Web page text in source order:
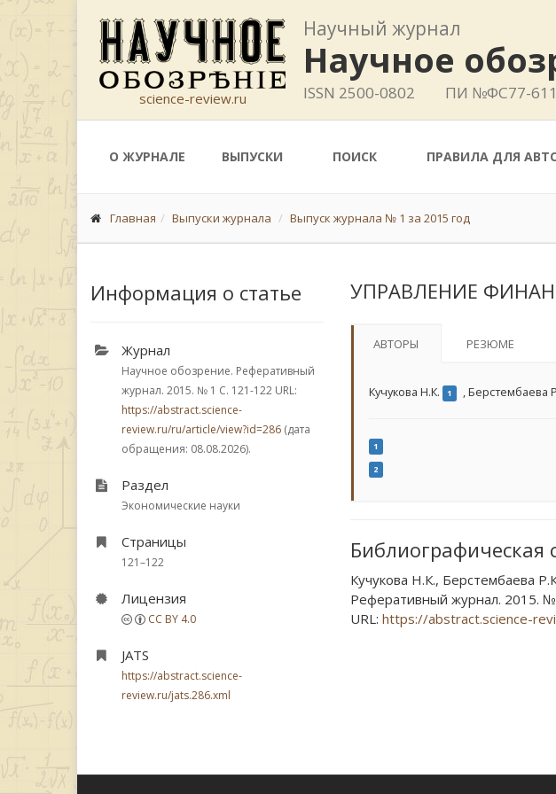
science-review.ru
Научный журнал
Научное
ISSN 2500-0802 ПИ №ФС77-
О ЖУРНАЛЕ ВЫПУСКИ ПОИСК ПРАВИЛА ДЛЯ
Главная Выпуски журнала Выпуск журнала № 1 за 2015 год
Информация о статье
Журнал
Научное обозрение. Реферативный
журнал. 2015. № 1 С. 121-122 URL:
https://abstract.science-
review.ru/ru/article/view?id=286 (дата
обращения: 08.08.2026).
Раздел
Экономические науки
Страницы
121–122
Лицензия
CC BY 4.0
JATS
https://abstract.science-
review.ru/jats.286.xml
УПРАВЛЕНИЕ
АВТОРЫ РЕЗЮМЕ
Кучукова Н.К. 1 ,Берстембаева
1
2
Библиографическая
Кучукова Н.К.,
Реферативный журнал. 2015.
URL: https://abstract.science-